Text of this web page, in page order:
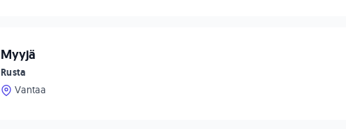
Myyjä
Rusta
Vantaa